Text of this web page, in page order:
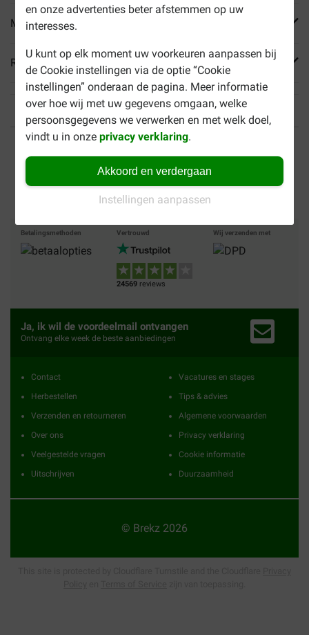
en onze advertenties beter afstemmen op uw
interesses.
U kunt op elk moment uw voorkeuren aanpassen bij
de Cookie instellingen via de optie “Cookie
instellingen” onderaan de pagina. Meer informatie
over hoe wij met uw gegevens omgaan, welke
persoonsgegevens we verwerken en met welk doel,
vindt u in onzeprivacy verklaring.
Akkoord en verdergaan
Instellingen aanpassen
Meer informatie
Reviews
Tot 40% goedkoper
Gratis bezorging vanaf €
49
Betalingsmethoden Vertrouwd
24569 reviews
Wij verzenden met
Ja, ik wil de voordeelmail ontvangen
Ontvang elke week de beste aanbiedingen
Contact
Herbestellen
Verzenden en retourneren
Over ons
Veelgestelde vragen
Uitschrijven
Vacatures en stages
Tips & advies
Algemene voorwaarden
Privacy verklaring
Cookie informatie
Duurzaamheid
© Brekz 2026